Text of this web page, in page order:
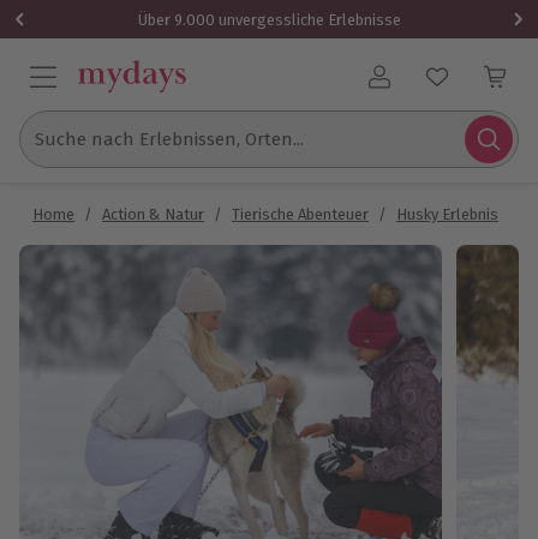
Über 9.000 unvergessliche Erlebnisse
Benutzerkonto
Suche nach Erlebnissen, Orten...
Home / Action & Natur / Tierische Abenteuer / Husky Erlebnis